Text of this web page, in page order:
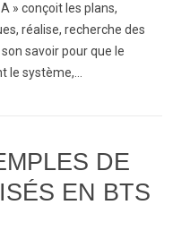
» conçoit les plans,
réalise, recherche des
savoir pour que le
le système,…
DE
EN BTS